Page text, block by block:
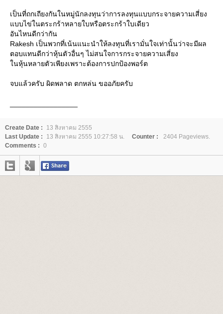
เป็นที่ถกเถียงกันในหมู่นักลงทุนว่าการลงทุนแบบกระจายความเสี่ยง
บบไข่ในตระกร้าหลายใบหรือตระกร้าใบเดียว
อันไหนดีกว่ากัน
Rakesh เป็นพวกที่เน้นแนะนำให้ลงทุนที่เรามั่นใจเท่านั้นว่าจะมีผล
ตอบแทนดีกว่าหุ้นตัวอื่นๆ ไม่สนใจการกระจายความเสี่ยง
นหุ้นหลายตัวเพียงเพราะต้องการปกป้องพอร์ต
จบแล้วครับ ผิดพลาด ตกหล่น ขออภัยครับ
Create Date :
13 สิงหาคม 2555
Last Update :
13 สิงหาคม 2555 10:27:58 น. Counter :
2404 Pageviews.
Comments : 0